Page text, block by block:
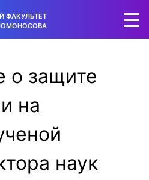
ФАКУЛЬТЕТ
о защите
на
наук